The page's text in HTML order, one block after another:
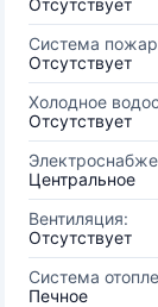
Отсутствует
Система
Отсутствует
Холодное
Отсутствует
Центральное
Вентиляция:
Отсутствует
Система
Печное